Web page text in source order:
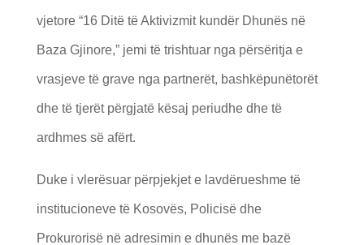
vjetore “16 Ditë të Aktivizmit kundër Dhunës në
Baza Gjinore,” jemi të trishtuar nga përsëritja e
vrasjeve të grave nga partnerët, bashkëpunëtorët
dhe të tjerët përgjatë kësaj periudhe dhe të
ardhmes së afërt.
Duke i vlerësuar përpjekjet e lavdërueshme të
institucioneve të Kosovës, Policisë dhe
Prokurorisë në adresimin e dhunës me bazë